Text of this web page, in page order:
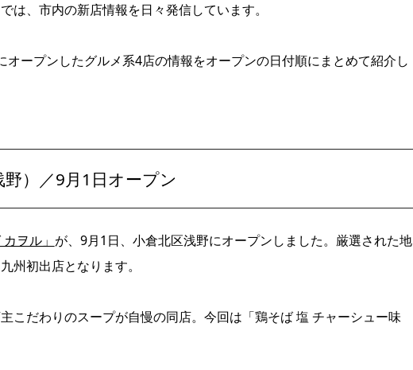
は、市内の新店情報を日々発信しています。
ープンしたグルメ系4店の情報をオープンの日付順にまとめて紹介し
）／9月1日オープン
ヲル」 が、 9月1 日、小倉北区浅野にオープンしました。厳選された地
州初出店となります。
こだわりのスープが自慢の同店。今回は「鶏そば 塩 チャーシュー味